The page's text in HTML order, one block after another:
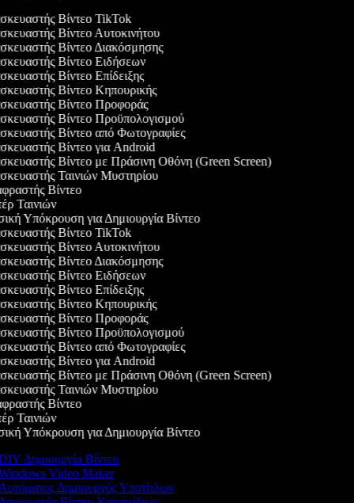
Βίντεο TikTok
Βίντεο Αυτοκινήτου
Βίντεο Διακόσμησης
Βίντεο Ειδήσεων
Βίντεο Επίδειξης
Βίντεο Κηπουρικής
Βίντεο Προφοράς
Βίντεο Προϋπολογισμού
Βίντεο από Φωτογραφίες
Βίντεο για Android
Βίντεο με Πράσινη Οθόνη (Green Screen)
Ταινιών Μυστηρίου
Βίντεο
Ταινιών
Υπόκρουση για Δημιουργία Βίντεο
Βίντεο TikTok
Βίντεο Αυτοκινήτου
Βίντεο Διακόσμησης
Βίντεο Ειδήσεων
Βίντεο Επίδειξης
Βίντεο Κηπουρικής
Βίντεο Προφοράς
Βίντεο Προϋπολογισμού
Βίντεο από Φωτογραφίες
Βίντεο για Android
Βίντεο με Πράσινη Οθόνη (Green Screen)
Ταινιών Μυστηρίου
Βίντεο
Ταινιών
Υπόκρουση για Δημιουργία Βίντεο
Δημιουργία Βίντεο
Video Maker
Δημιουργός Υποτίτλων